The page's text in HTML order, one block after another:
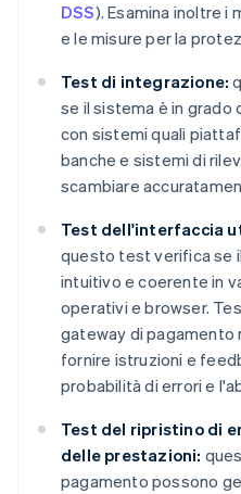
DSS). Esamina inoltre i
e le misure per la
Test di integrazione:
se il sistema è in
con sistemi quali
banche e sistemi di
scambiare
Test dell'interfaccia
questo test verifica se
intuitivo e coerente in
operativi e browser.
gateway di pagamento
fornire istruzioni e
probabilità di errori e
Test del ripristino di
delle prestazioni:
pagamento possono